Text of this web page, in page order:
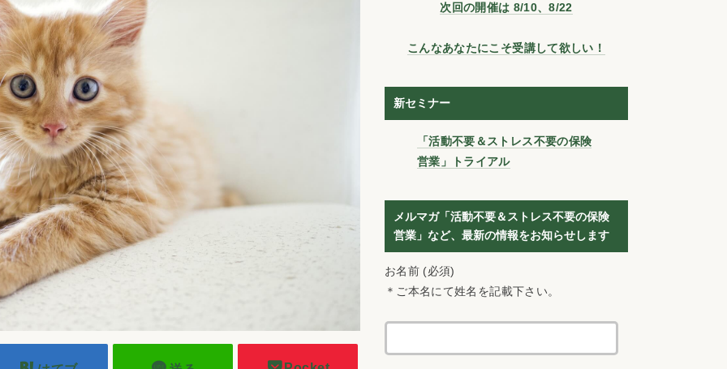
次回の開催は 8/10、8/22
こんなあなたにこそ受講して欲しい！
新セミナー
「活動不要＆ストレス不要の保険
営業」トライアル
メルマガ「活動不要＆ストレス不要の保険
営業」など、最新の情報をお知らせします
お名前 (必須)
＊ご本名にて姓名を記載下さい。